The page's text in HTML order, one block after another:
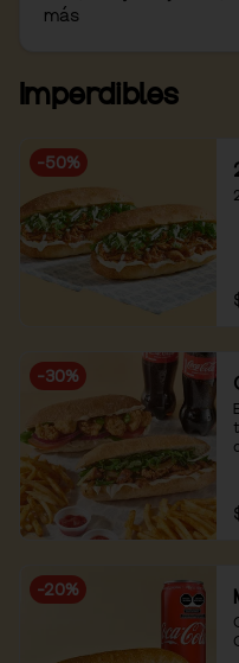
más
Imperdibles
-50%
-30%
-20%